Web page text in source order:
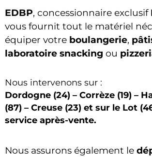
EDBP, concessionnaire exclusif
vous fournit tout le matériel
équiper votre boulangerie,
laboratoire snacking ou
Nous intervenons sur :
Dordogne (24) – Corrèze (19) –
(87) – Creuse (23) et sur le Lot
service après-vente.
Nous assurons également le